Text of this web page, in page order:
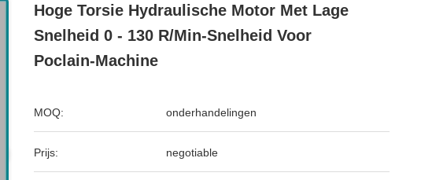
Hoge Torsie Hydraulische Motor Met Lage
Snelheid 0 - 130 R/Min-Snelheid Voor
Poclain-Machine
MOQ: onderhandelingen
Prijs: negotiable